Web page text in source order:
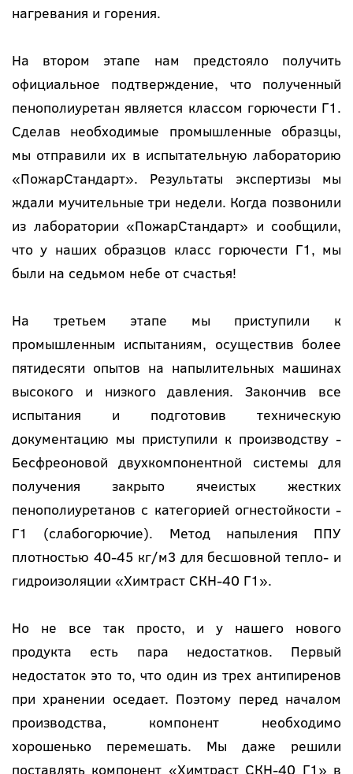
нагревания и горения.
На втором этапе нам предстояло получить
официальное подтверждение, что полученный
пенополиуретан является классом горючести Г1.
Сделав необходимые промышленные образцы,
мы отправили их в испытательную лабораторию
«ПожарСтандарт». Результаты экспертизы мы
ждали мучительные три недели. Когда позвонили
из лаборатории «ПожарСтандарт» и сообщили,
что у наших образцов класс горючести Г1, мы
были на седьмом небе от счастья!
На третьем этапе мы приступили к
промышленным испытаниям, осуществив более
пятидесяти опытов на напылительных машинах
высокого и низкого давления. Закончив все
испытания и подготовив техническую
документацию мы приступили к производству -
Бесфреоновой двухкомпонентной системы для
получения закрыто ячеистых жестких
пенополиуретанов с категорией огнестойкости -
Г1 (слабогорючие). Метод напыления ППУ
плотностью 40-45 кг/м3 для бесшовной тепло- и
гидроизоляции «Химтраст СКН-40 Г1».
Но не все так просто, и у нашего нового
продукта есть пара недостатков. Первый
недостаток это то, что один из трех антипиренов
при хранении оседает. Поэтому перед началом
производства, компонент необходимо
хорошенько перемешать. Мы даже решили
поставлять компонент «Химтраст СКН-40 Г1» в